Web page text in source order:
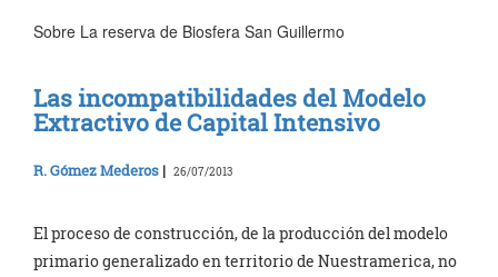
Sobre La reserva de Biosfera San Guillermo
Las incompatibilidades del Modelo
Extractivo de Capital Intensivo
R. Gómez Mederos | 26/07/2013
El proceso de construcción, de la producción del modelo
primario generalizado en territorio de Nuestramerica, no